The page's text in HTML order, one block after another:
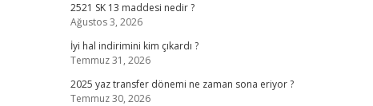
2521 SK 13 maddesi nedir ?
Ağustos 3, 2026
İyi hal indirimini kim çıkardı ?
Temmuz 31, 2026
2025 yaz transfer dönemi ne zaman sona eriyor ?
Temmuz 30, 2026